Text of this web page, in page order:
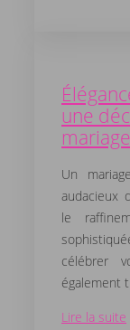
une
mariage
Un
audacieux
le
célébrer
également
Lire la suite